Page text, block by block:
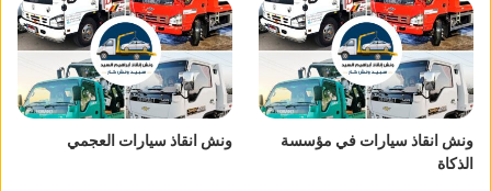
ونش انقاذ سيارات في مؤسسة
الذكاة
ونش انقاذ سيارات العجمي